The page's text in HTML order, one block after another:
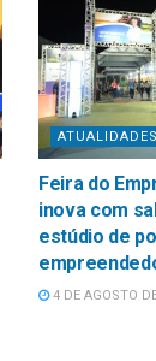
ATUALIDADES
Feira do
inova com
estúdio de
4 DE AGOSTO